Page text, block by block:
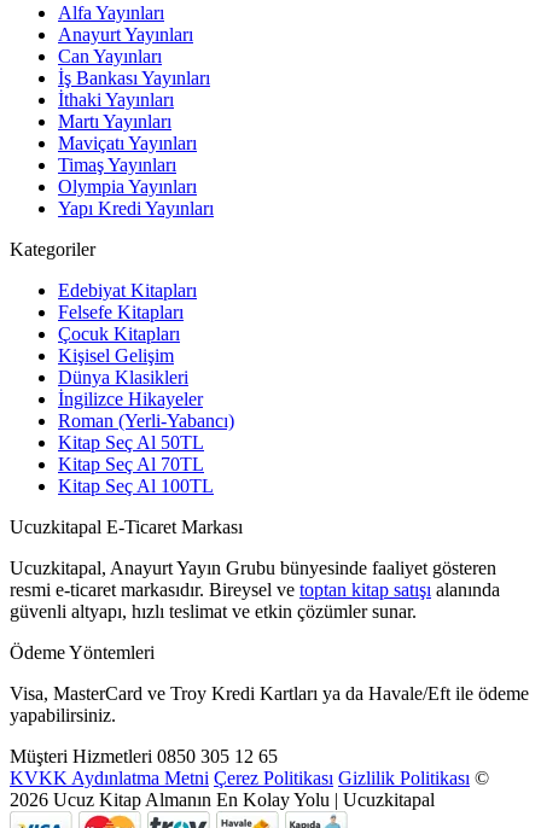
Alfa Yayınları
Anayurt Yayınları
Can Yayınları
İş Bankası Yayınları
İthaki Yayınları
Martı Yayınları
Maviçatı Yayınları
Timaş Yayınları
Olympia Yayınları
Yapı Kredi Yayınları
Kategoriler
Edebiyat Kitapları
Felsefe Kitapları
Çocuk Kitapları
Kişisel Gelişim
Dünya Klasikleri
İngilizce Hikayeler
Roman (Yerli-Yabancı)
Kitap Seç Al 50TL
Kitap Seç Al 70TL
Kitap Seç Al 100TL
Ucuzkitapal E-Ticaret Markası
Ucuzkitapal, Anayurt Yayın Grubu bünyesinde faaliyet gösteren
resmi e-ticaret markasıdır. Bireysel ve toptan kitap satışı alanında
güvenli altyapı, hızlı teslimat ve etkin çözümler sunar.
Ödeme Yöntemleri
Visa, MasterCard ve Troy Kredi Kartları ya da Havale/Eft ile ödeme
yapabilirsiniz.
Müşteri Hizmetleri 0850 305 12 65
KVKK Aydınlatma Metni Çerez Politikası Gizlilik Politikası ©
2026 Ucuz Kitap Almanın En Kolay Yolu | Ucuzkitapal